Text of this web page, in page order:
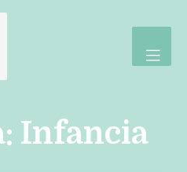
Infancia